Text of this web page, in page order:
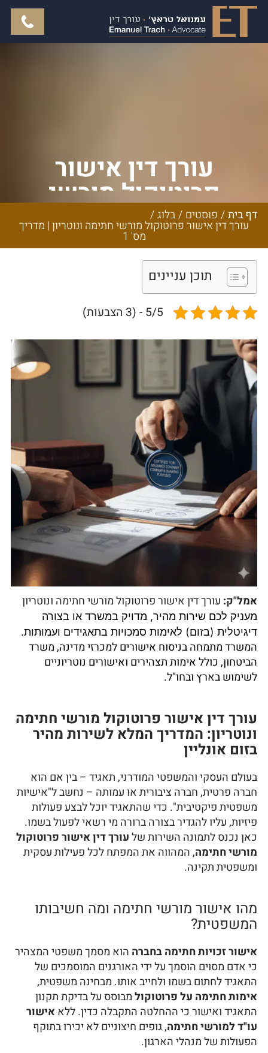
עורך דין אישור
פרוטוקול מורשי
חתימה ונוטריון | מדריך
מס' 1
דף בית/ פוסטים /בלוג/
עורך דין אישור פרוטוקול מורשי חתימה ונוטריון | מדריך
מס' 1
תוכן עניינים
5/5 - (3 הצבעות)
אמל"ק: עורך דין אישור פרוטוקול מורשי חתימה ונוטריון
מעניק לכם שירות מהיר, מדויק במשרד או בצורה
דיגיטלית (בזום) לאימות סמכויות בתאגידים ועמותות.
המשרד מתמחה בניסוח אישורים למכרזי מדינה, משרד
הביטחון, כולל אימות תצהירים ואישורים נוטריוניים
לשימוש בארץ ובחו"ל.
עורך דין אישור פרוטוקול מורשי חתימה
ונוטריון: המדריך המלא לשירות מהיר
בזום אונליין
בעולם העסקי והמשפטי המודרני, תאגיד – בין אם הוא
חברה פרטית, חברה ציבורית או עמותה – נחשב ל"אישיות
משפטית פיקטיבית". כדי שהתאגיד יוכל לבצע פעולות
פיזיות, עליו להגדיר בצורה ברורה מי רשאי לפעול בשמו.
כאן נכנס לתמונה השירות שלעורך דין אישור פרוטוקול
מורשי חתימה, המהווה את המפתח לכל פעילות עסקית
ומשפטית תקינה.
מהו אישור מורשי חתימה ומה חשיבותו
המשפטית?
אישור זכויות חתימה בחברה הוא מסמך משפטי המצהיר
כי אדם מסוים הוסמך על ידי האורגנים המוסמכים של
התאגיד לחתום בשמו ולחייב אותו. מבחינה משפטית,
אימות חתימה על פרוטוקולמבוסס על בדיקת תקנון
התאגיד ואישור כי ההחלטה התקבלה כדין. ללאאישור
עו"ד למורשי חתימה, גופים חיצוניים לא יכירו בתוקף
הפעולות של מנהלי הארגון.